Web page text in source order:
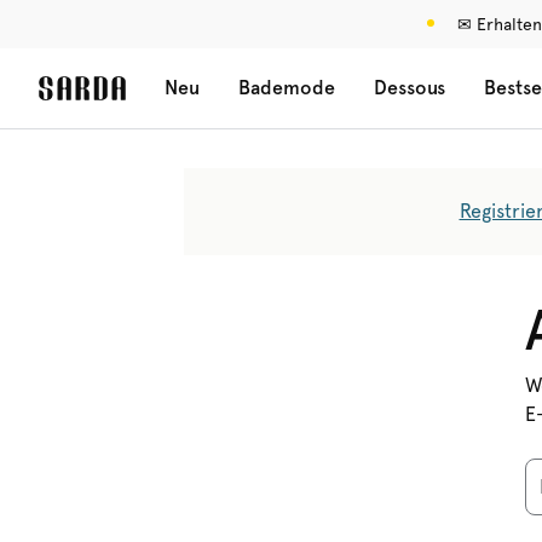
✉
Neu Bademode Dessous